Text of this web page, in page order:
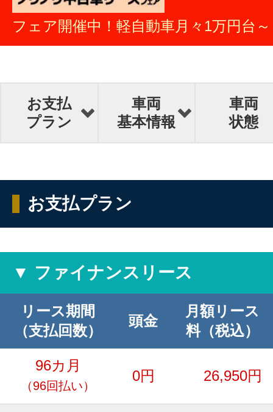
フェア開催中！軽自動車月々1万円台～
お支払
プラン
車両
基本情報
車両
状態
お支払プラン
▼ ファイナンスリース
リース期間
（支払回数）
頭金
月額リース
料（税込）
96カ月
（96回払い）
0円 26,950円